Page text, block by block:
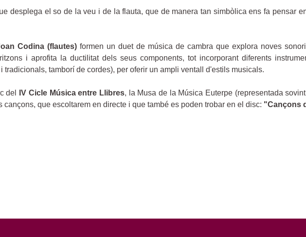
desplega el so de la veu i de la flauta, que de manera tan simbòlica ens fa pensar
Codina (flautes)formen un duet de música de cambra que explora noves
i aprofita la ductilitat dels seus components, tot incorporant diferents
tamborí de cordes), per oferir un ampli ventall d'estils musicals.
del IV Cicle Música entre Llibres, la Musa de la Música Euterpe (representada
que escoltarem en directe i que també es poden trobar en el disc: "Cançons